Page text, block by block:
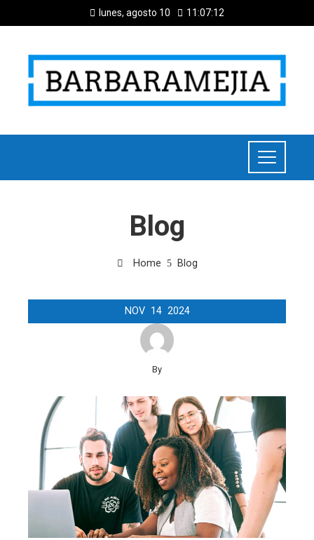
lunes, agosto 10 11:07:13
Blog
Home Blog
NOV 14 2024
By